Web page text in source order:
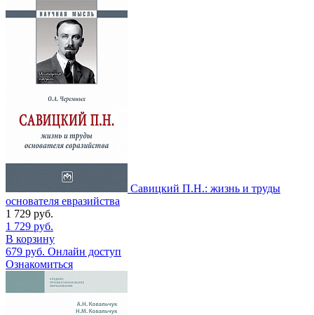
Савицкий П.Н.: жизнь и труды
основателя евразийства
1 729 руб.
1 729 руб.
В корзину
679 руб. Онлайн доступ
Ознакомиться